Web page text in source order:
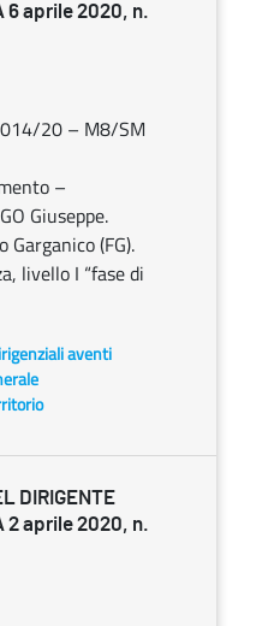
6 aprile 2020, n.
20 – M8/SM
–
Giuseppe.
Garganico (FG).
livello I “fase di
aventi
DIRIGENTE
2 aprile 2020, n.